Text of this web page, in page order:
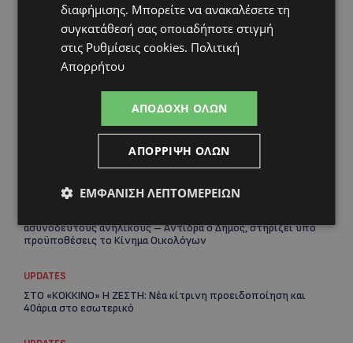
UPDATES
ασυνόδευτους ανήλικους – Αντιδρά ο Δήμος, στηρίζει υπό
προϋποθέσεις το Κίνημα Οικολόγων
UPDATES
ΣΤΟ «ΚΟΚΚΙΝΟ» Η ΖΕΣΤΗ: Νέα κίτρινη προειδοποίηση και
40άρια στο εσωτερικό
διαφήμισης. Μπορείτε να ανακαλέσετε τη
συγκατάθεσή σας οποιαδήποτε στιγμή
στις Ρυθμίσεις cookies. Πολιτική
Απορρήτου
ΑΠΟΔΟΧΉ ΌΛΩΝ
ΑΠΌΡΡΙΨΗ ΌΛΩΝ
ΕΜΦΆΝΙΣΗ ΛΕΠΤΟΜΕΡΕΙΏΝ